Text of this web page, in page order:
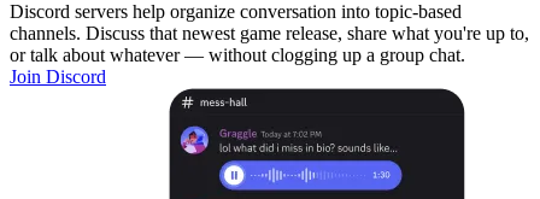
Discord servers help organize conversation into topic-based
channels. Discuss that newest game release, share what you're up to,
or talk about whatever — without clogging up a group chat.
Join Discord